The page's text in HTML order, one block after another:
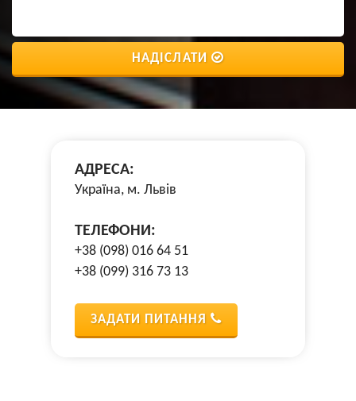
НАДІСЛАТИ
АДРЕСА:
Україна, м. Львів
ТЕЛЕФОНИ:
+38 (098) 016 64 51
+38 (099) 316 73 13
ЗАДАТИ ПИТАННЯ